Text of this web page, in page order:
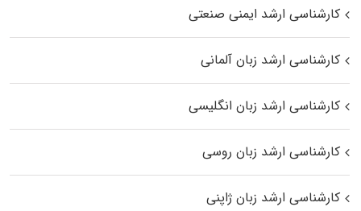
کارشناسی ارشد ایمنی صنعتی
کارشناسی ارشد زبان آلمانی
کارشناسی ارشد زبان انگلیسی
کارشناسی ارشد زبان روسی
کارشناسی ارشد زبان ژاپنی